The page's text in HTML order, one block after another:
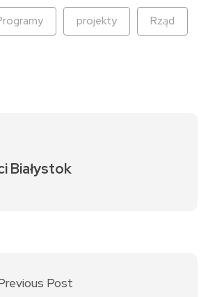
projekty Rząd
Białystok
Post